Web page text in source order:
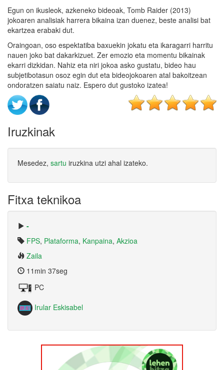
Egun on ikusleok, azkeneko bideoak, Tomb Raider (2013)
jokoaren analisiak harrera bikaina izan duenez, beste analisi bat
ekartzea erabaki dut.
Oraingoan, oso espektatiba baxuekin jokatu eta ikaragarri harritu
nauen joko bat dakarkizuet. Zer emozio eta momentu bikainak
ekarri dizkidan. Nahiz eta niri jokoa asko gustatu, bideo hau
subjetibotasun osoz egin dut eta bideojokoaren atal bakoitzean
ondoratzen saiatu naiz. Espero dut gustoko izatea!
Iruzkinak
Mesedez, sartu iruzkina utzi ahal izateko.
Fitxa teknikoa
-
FPS, Plataforma, Kanpaina, Akzioa
Zaila
11min 37seg
PC
Irular Eskisabel